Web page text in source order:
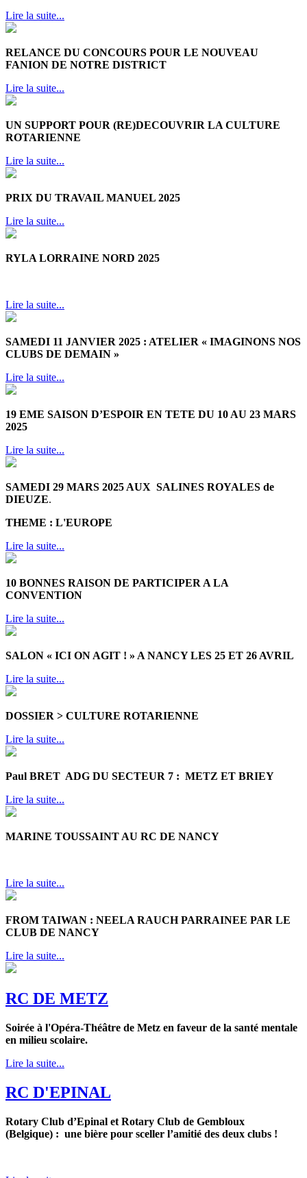
Lire la suite...
RELANCE DU CONCOURS POUR LE NOUVEAU
FANION DE NOTRE DISTRICT
Lire la suite...
UN SUPPORT POUR (RE)DECOUVRIR LA CULTURE
ROTARIENNE
Lire la suite...
PRIX DU TRAVAIL MANUEL 2025
Lire la suite...
RYLA LORRAINE NORD 2025
Lire la suite...
SAMEDI 11 JANVIER 2025 : ATELIER « IMAGINONS NOS
CLUBS DE DEMAIN »
Lire la suite...
19 EME SAISON D’ESPOIR EN TETE DU 10 AU 23 MARS
2025
Lire la suite...
SAMEDI 29 MARS 2025 AUX SALINES ROYALES de
DIEUZE.
THEME : L'EUROPE
Lire la suite...
10 BONNES RAISON DE PARTICIPER A LA
CONVENTION
Lire la suite...
SALON « ICI ON AGIT ! » A NANCY LES 25 ET 26 AVRIL
Lire la suite...
DOSSIER > CULTURE ROTARIENNE
Lire la suite...
Paul BRET ADG DU SECTEUR 7 : METZ ET BRIEY
Lire la suite...
MARINE TOUSSAINT AU RC DE NANCY
Lire la suite...
FROM TAIWAN : NEELA RAUCH PARRAINEE PAR LE
CLUB DE NANCY
Lire la suite...
RC DE METZ
Soirée à l'Opéra-Théâtre de Metz en faveur de la santé mentale
en milieu scolaire.
Lire la suite...
RC D'EPINAL
Rotary Club d’Epinal et Rotary Club de Gembloux
(Belgique) : une bière pour sceller l’amitié des deux clubs !